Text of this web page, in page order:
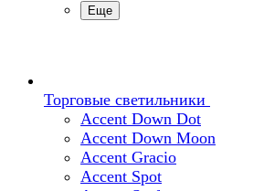
Еще
Торговые светильники
Accent Down Dot
Accent Down Moon
Accent Gracio
Accent Spot